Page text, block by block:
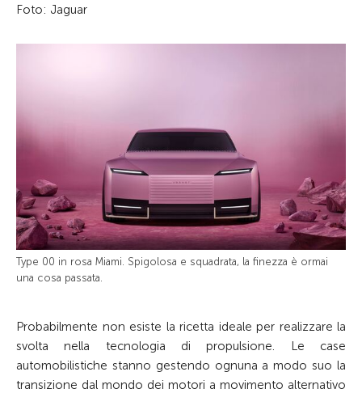
Foto: Jaguar
Type 00 in rosa Miami. Spigolosa e squadrata, la finezza è ormai
una cosa passata.
Probabilmente non esiste la ricetta ideale per realizzare la
svolta nella tecnologia di propulsione. Le case
automobilistiche stanno gestendo ognuna a modo suo la
transizione dal mondo dei motori a movimento alternativo